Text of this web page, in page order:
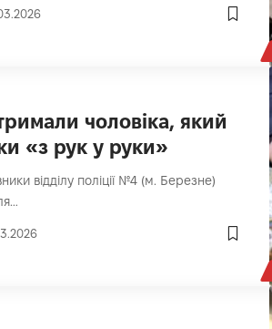
чоловіка, який
«з рук у руки»
відділу поліції №4 (м. Березне)